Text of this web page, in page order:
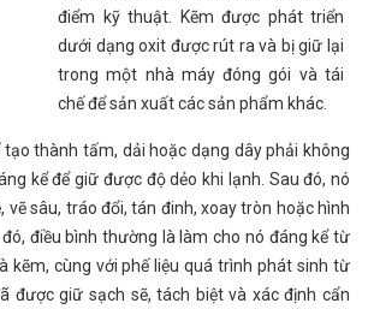
điểm kỹ thuật. Kẽm được phát triển
dưới dạng oxit được rút ra và bị giữ lại
trong một nhà máy đóng gói và tái
chế để sản xuất các sản phẩm khác.
thành tấm, dải hoặc dạng dây phải không
kể để giữ được độ dẻo khi lạnh. Sau đó, nó
vẽ sâu, tráo đổi, tán đinh, xoay tròn hoặc hình
điều bình thường là làm cho nó đáng kể từ
kẽm, cùng với phế liệu quá trình phát sinh từ
được giữ sạch sẽ, tách biệt và xác định cẩn